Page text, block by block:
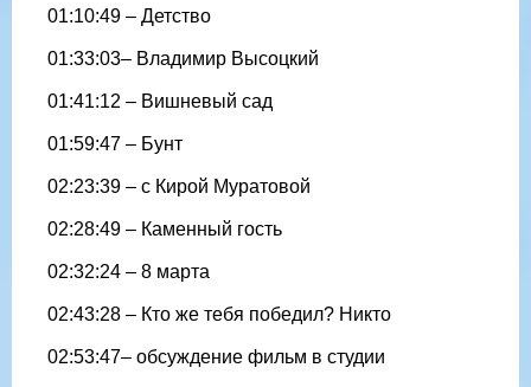
01:10:49 – Детство
01:33:03– Владимир Высоцкий
01:41:12 – Вишневый сад
01:59:47 – Бунт
02:23:39 – с Кирой Муратовой
02:28:49 – Каменный гость
02:32:24 – 8 марта
02:43:28 – Кто же тебя победил? Никто
02:53:47– обсуждение фильм в студии